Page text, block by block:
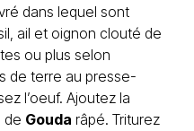
dans lequel sont
ail et oignon clouté de
ou plus selon
de terre au presse-
l’oeuf. Ajoutez la
de Gouda râpé. Triturez